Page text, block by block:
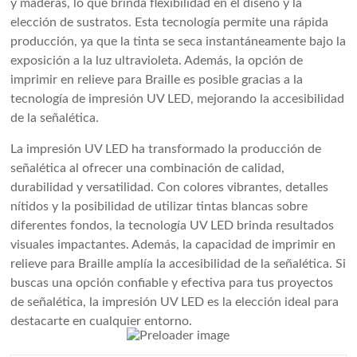
y maderas, lo que brinda flexibilidad en el diseño y la
elección de sustratos. Esta tecnología permite una rápida
producción, ya que la tinta se seca instantáneamente bajo la
exposición a la luz ultravioleta. Además, la opción de
imprimir en relieve para Braille es posible gracias a la
tecnología de impresión UV LED, mejorando la accesibilidad
de la señalética.
La impresión UV LED ha transformado la producción de
señalética al ofrecer una combinación de calidad,
durabilidad y versatilidad. Con colores vibrantes, detalles
nítidos y la posibilidad de utilizar tintas blancas sobre
diferentes fondos, la tecnología UV LED brinda resultados
visuales impactantes. Además, la capacidad de imprimir en
relieve para Braille amplía la accesibilidad de la señalética. Si
buscas una opción confiable y efectiva para tus proyectos
de señalética, la impresión UV LED es la elección ideal para
destacarte en cualquier entorno.